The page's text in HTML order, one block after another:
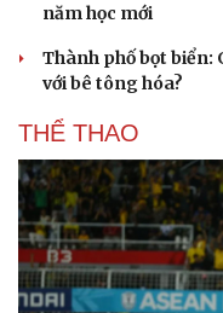
năm học mới
Thành phố bọt biển:
với bê tông hóa?
THỂ THAO